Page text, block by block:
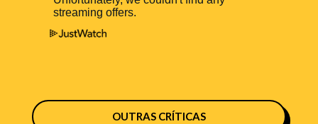
OUTRAS CRÍTICAS